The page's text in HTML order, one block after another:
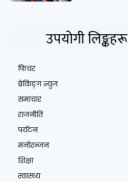
उपयोगी लिङ्कहरू
फिचर
ब्रेकिङ्ग न्युज
समाचार
राजनीति
पर्यटन
मनोरन्जन
शिक्षा
स्वास्थ्य